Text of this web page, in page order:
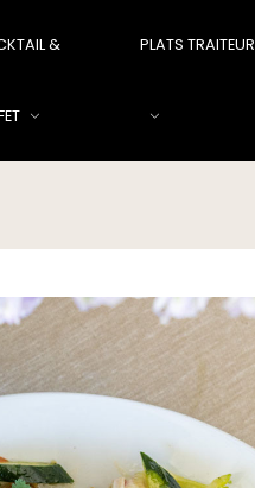
& PLATS TRAITEUR